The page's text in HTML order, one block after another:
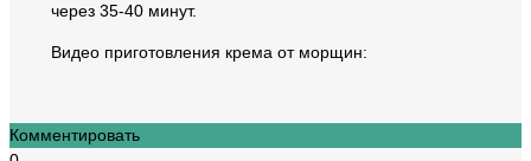
через 35-40 минут.
Видео приготовления крема от морщин:
Комментировать